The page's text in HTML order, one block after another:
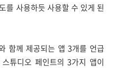
를 사용하듯 사용할 수 있게 된
함께 제공되는 앱 3개를 언급
튜디오 페인트의 3가지 앱이